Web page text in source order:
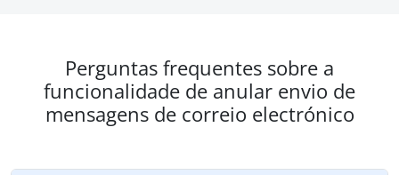
Perguntas frequentes sobre a
funcionalidade de anular envio de
mensagens de correio electrónico